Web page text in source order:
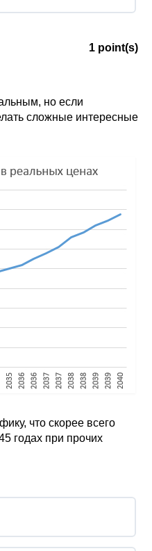
на то что система
списываний?
это скорее допуск и
1 point(s)
но если
сложные интересные
что скорее всего
годах при прочих